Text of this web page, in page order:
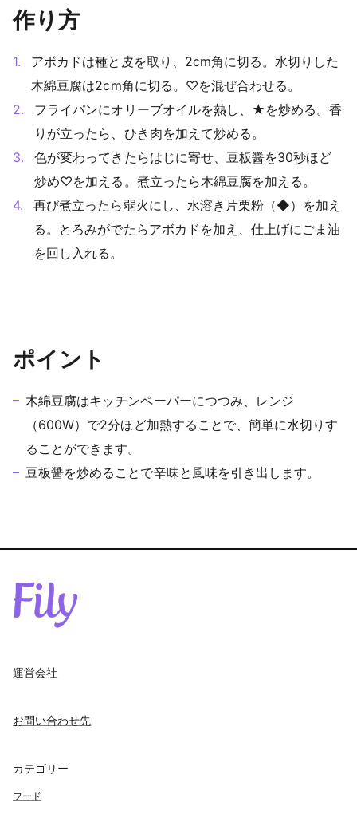
作り方
アボカドは種と皮を取り、2cm角に切る。水切りした
木綿豆腐は2cm角に切る。♡を混ぜ合わせる。
フライパンにオリーブオイルを熱し、★を炒める。香
りが立ったら、ひき肉を加えて炒める。
色が変わってきたらはじに寄せ、豆板醤を30秒ほど
炒め♡を加える。煮立ったら木綿豆腐を加える。
再び煮立ったら弱火にし、水溶き片栗粉（◆）を加え
る。とろみがでたらアボカドを加え、仕上げにごま油
を回し入れる。
ポイント
木綿豆腐はキッチンペーパーにつつみ、レンジ
（600W）で2分ほど加熱することで、簡単に水切りす
ることができます。
豆板醤を炒めることで辛味と風味を引き出します。
運営会社
お問い合わせ先
カテゴリー
フード